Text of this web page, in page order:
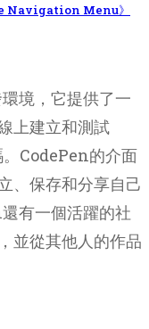
Navigation Menu》
境，它提供了一
上建立和測試
CodePen的介面
、保存和分享自己
有一個活躍的社
並從其他人的作品